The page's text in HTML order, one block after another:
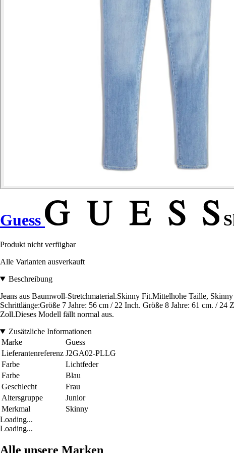
Guess
Produkt nicht verfügbar
Alle Varianten ausverkauft
Beschreibung
Jeans aus Baumwoll-Stretchmaterial.Skinny Fit.Mittelhohe Taille,
Schrittlänge:Größe 7 Jahre: 56 cm / 22 Inch. Größe 8 Jahre: 61 cm. /
Zoll.Dieses Modell fällt normal aus.
Zusätzliche Informationen
Marke
Guess
Lieferantenreferenz J2GA02-PLLG
Farbe
Lichtfeder
Farbe
Blau
Geschlecht
Frau
Altersgruppe
Junior
Merkmal
Skinny
Loading...
Loading...
Alle unsere Marken